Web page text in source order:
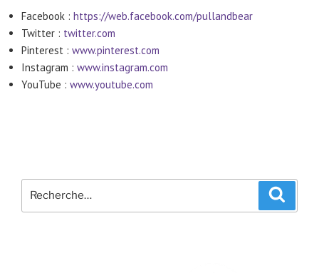
Facebook : https://web.facebook.com/pullandbear
Twitter : twitter.com
Pinterest : www.pinterest.com
Instagram : www.instagram.com
YouTube : www.youtube.com
pour